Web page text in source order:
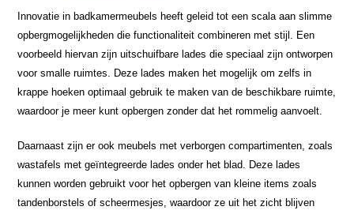
Innovatie in badkamermeubels heeft geleid tot een scala aan slimme
opbergmogelijkheden die functionaliteit combineren met stijl. Een
voorbeeld hiervan zijn uitschuifbare lades die speciaal zijn ontworpen
voor smalle ruimtes. Deze lades maken het mogelijk om zelfs in
krappe hoeken optimaal gebruik te maken van de beschikbare ruimte,
waardoor je meer kunt opbergen zonder dat het rommelig aanvoelt.
Daarnaast zijn er ook meubels met verborgen compartimenten, zoals
wastafels met geïntegreerde lades onder het blad. Deze lades
kunnen worden gebruikt voor het opbergen van kleine items zoals
tandenborstels of scheermesjes, waardoor ze uit het zicht blijven